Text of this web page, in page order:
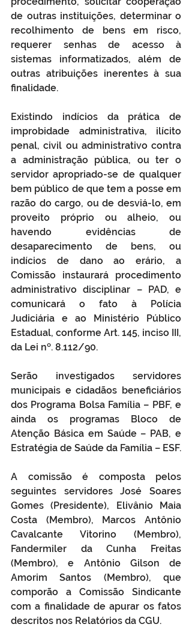
de outras instituições, determinar o
recolhimento de bens em risco,
requerer senhas de acesso à
sistemas informatizados, além de
outras atribuições inerentes à sua
finalidade.
Existindo indícios da prática de
improbidade administrativa, ilícito
penal, civil ou administrativo contra
a administração pública, ou ter o
servidor apropriado-se de qualquer
bem público de que tem a posse em
razão do cargo, ou de desviá-lo, em
proveito próprio ou alheio, ou
havendo evidências de
desaparecimento de bens, ou
indícios de dano ao erário, a
Comissão instaurará procedimento
administrativo disciplinar – PAD, e
comunicará o fato à Polícia
Judiciária e ao Ministério Público
Estadual, conforme Art. 145, inciso III,
da Lei nº. 8.112/90.
Serão investigados servidores
municipais e cidadãos beneficiários
dos Programa Bolsa Família – PBF, e
ainda os programas Bloco de
Atenção Básica em Saúde – PAB, e
Estratégia de Saúde da Família – ESF.
A comissão é composta pelos
seguintes servidores José Soares
Gomes (Presidente), Elivânio Maia
Costa (Membro), Marcos Antônio
Cavalcante Vitorino (Membro),
Fandermiler da Cunha Freitas
(Membro), e Antônio Gilson de
Amorim Santos (Membro), que
comporão a Comissão Sindicante
com a finalidade de apurar os fatos
descritos nos Relatórios da CGU.